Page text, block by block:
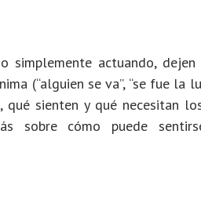
simplemente actuando,
(“alguien se va”, “se fue la
sienten y qué necesitan
sobre cómo puede